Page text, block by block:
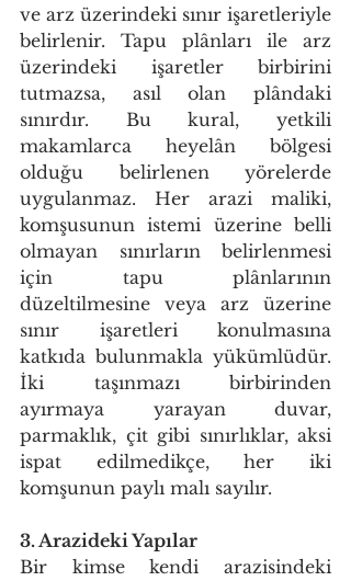
ve arz üzerindeki sınır işaretleriyle
belirlenir. Tapu plânları ile arz
üzerindeki işaretler birbirini
tutmazsa, asıl olan plândaki
sınırdır. Bu kural, yetkili
makamlarca heyelân bölgesi
olduğu belirlenen yörelerde
uygulanmaz. Her arazi maliki,
komşusunun istemi üzerine belli
olmayan sınırların belirlenmesi
için tapu plânlarının
düzeltilmesine veya arz üzerine
sınır işaretleri konulmasına
katkıda bulunmakla yükümlüdür.
İki taşınmazı birbirinden
ayırmaya yarayan duvar,
parmaklık, çit gibi sınırlıklar, aksi
ispat edilmedikçe, her iki
komşunun paylı malı sayılır.
3. Arazideki Yapılar
Bir kimse kendi arazisindeki